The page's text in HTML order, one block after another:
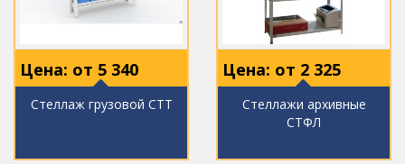
Цена: от 5 340
Стеллаж грузовой СТТ
Цена: от 2 325
Стеллажи архивные
СТФЛ